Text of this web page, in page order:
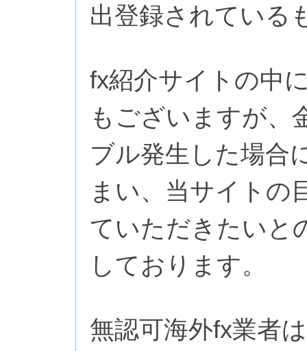
出登録されている
fx紹介サイトの中
もございますが、
ブル発生した場合
まい、当サイトの
ていただきたいと
しております。
無認可海外fx業者